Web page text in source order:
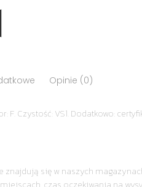
Opinie (0)
F. Czystość: VS1. Dodatkowo:
znajdują się w naszych